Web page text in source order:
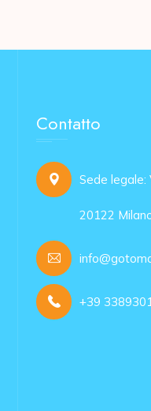
Contatto
Sede
20122
+39